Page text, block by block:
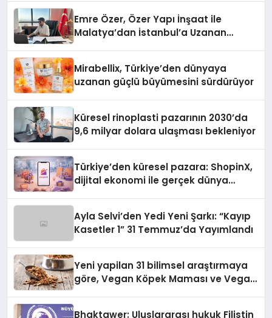
Emre Özer, Özer Yapı İnşaat ile
Malatya’dan İstanbul’a Uzanan
Mirabellix, Türkiye’den dünyaya
uzanan güçlü büyümesini sürdürüyor
Küresel rinoplasti pazarının 2030’da
9,6 milyar dolara ulaşması bekleniyor
Türkiye’den küresel pazara: ShopinX,
dijital ekonomi ile gerçek dünya
Ayla Selvi’den Yedi Yeni Şarkı: “Kayıp
Kasetler 1” 31 Temmuz’da Yayımlandı
Yeni yapilan 31 bilimsel araştırmaya
göre, Vegan Köpek Maması ve Vegan
Bhaktawer: Uluslararası hukuk Filistin